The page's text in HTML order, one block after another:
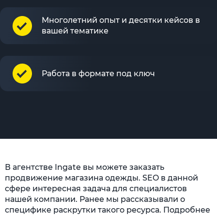
Многолетний опыт и десятки кейсов в
вашей тематике
Работа в формате под ключ
В агентстве Ingate вы можете заказать
продвижение магазина одежды. SEO в данной
сфере интересная задача для специалистов
нашей компании. Ранее мы рассказывали о
специфике раскрутки такого ресурса. Подробнее